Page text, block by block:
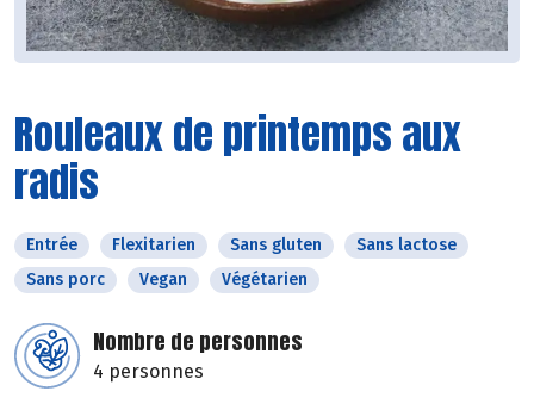
Rouleaux de printemps aux
radis
Entrée Flexitarien Sans gluten
Sans lactose
Sans porc
Vegan Végétarien
Nombre de personnes
4 personnes